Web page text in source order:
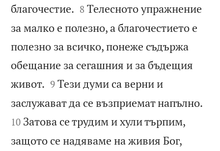
благочестие. 

8 Телесното упражнение
за малко е полезно, а благочестието е
полезно за всичко, понеже съдържа
обещание за сегашния и за бъдещия
живот. 

9 Тези думи са верни и
заслужават да се възприемат напълно.
10 Затова се трудим и хули търпим,
защото се надяваме на живия Бог,